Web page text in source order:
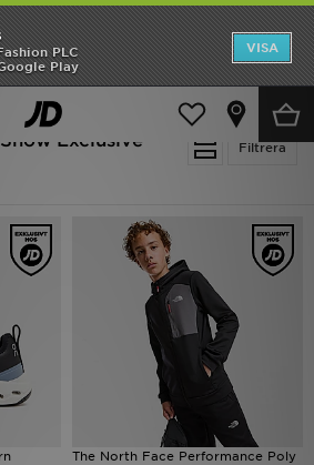
PLC
Play
VISA
skolstarten
Filtrera
Exclusive
The North Face Performance Poly